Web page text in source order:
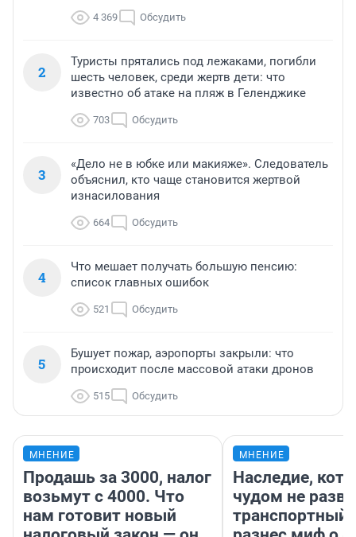
4 369 Обсудить
2
Туристы прятались под лежаками, погибли
шесть человек, среди жертв дети: что
известно об атаке на пляж в Геленджике
703 Обсудить
3
«Дело не в юбке или макияже». Следователь
объяснил, кто чаще становится жертвой
изнасилования
664 Обсудить
4
Что мешает получать большую пенсию:
список главных ошибок
521 Обсудить
5
Бушует пожар, аэропорты закрыли: что
происходит после массовой атаки дронов
515 Обсудить
МНЕНИЕ
Продашь за 3000, налог
возьмут с 4000. Что
нам готовит новый
МНЕНИЕ
Наследие,
чудом не
транспортный